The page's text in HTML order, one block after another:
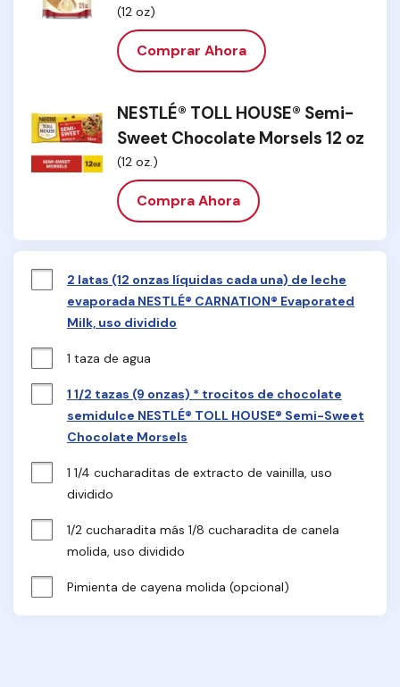
(12 oz)
Comprar Ahora
NESTLÉ® TOLL HOUSE® Semi-
Sweet Chocolate Morsels 12 oz
(12 oz.)
Compra Ahora
2 latas (12 onzas líquidas cada una) de leche
evaporada NESTLÉ® CARNATION® Evaporated
Milk, uso dividido
1 taza de agua
1 1/2 tazas (9 onzas) * trocitos de chocolate
semidulce NESTLÉ® TOLL HOUSE® Semi-Sweet
Chocolate Morsels
1 1/4 cucharaditas de extracto de vainilla, uso
dividido
1/2 cucharadita más 1/8 cucharadita de canela
molida, uso dividido
Pimienta de cayena molida (opcional)